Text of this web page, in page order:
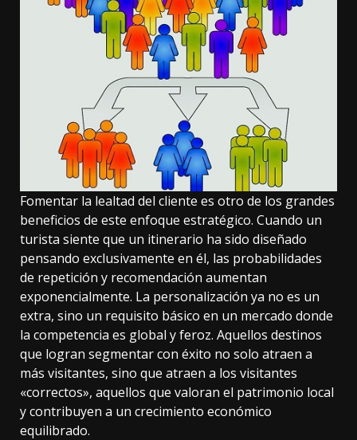
Fomentar la lealtad del cliente es otro de los grandes
beneficios de este enfoque estratégico. Cuando un
turista siente que un itinerario ha sido diseñado
pensando exclusivamente en él, las probabilidades
de repetición y recomendación aumentan
exponencialmente. La personalización ya no es un
extra, sino un requisito básico en un mercado donde
la competencia es global y feroz. Aquellos destinos
que logran segmentar con éxito no solo atraen a
más visitantes, sino que atraen a los visitantes
«correctos», aquellos que valoran el patrimonio local
y contribuyen a un crecimiento económico
equilibrado.